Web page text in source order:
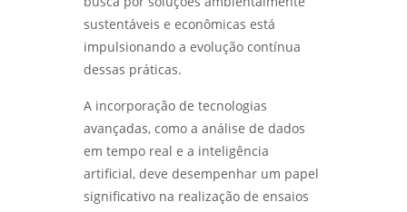
sustentáveis e econômicas está
impulsionando a evolução contínua
dessas práticas.
A incorporação de tecnologias
avançadas, como a análise de dados
em tempo real e a inteligência
artificial, deve desempenhar um papel
significativo na realização de ensaios